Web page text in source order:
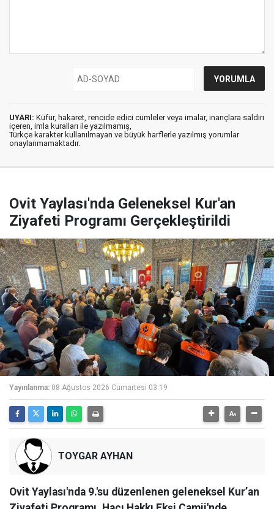
UYARI: Küfür, hakaret, rencide edici cümleler veya imalar, inançlara saldırı
içeren, imla kuralları ile yazılmamış,
Türkçe karakter kullanılmayan ve büyük harflerle yazılmış yorumlar
onaylanmamaktadır.
Ovit Yaylası'nda Geleneksel Kur'an
Ziyafeti Programı Gerçekleştirildi
Yayınlanma: 08 Ağustos 2026 Cumartesi 03:19
TOYGAR AYHAN
Ovit Yaylası'nda 9.'su düzenlenen geleneksel Kur’an